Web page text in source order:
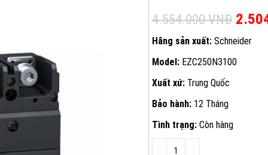
4.554.000VNĐ Giá
Hãng sản xuất: Schneider
Model: EZC250N3100
Xuất xứ: Trung Quốc
Bảo hành: 12 Tháng
Tình trạng: Còn hàng